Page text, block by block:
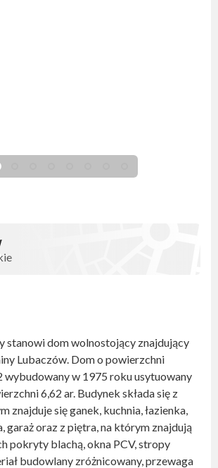
stanowi dom wolnostojący znajdujący
Lubaczów. Dom o powierzchni
wybudowany w 1975 roku usytuowany
6,62 ar. Budynek składa się z
znajduje się ganek, kuchnia, łazienka,
garaż oraz z piętra, na którym znajdują
pokryty blachą, okna PCV, stropy
budowlany zróżnicowany, przewaga